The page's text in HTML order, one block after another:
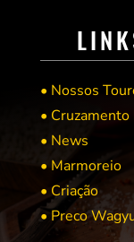
• Nossos
•
• News
• Marmoreio
• Criação
• Preco